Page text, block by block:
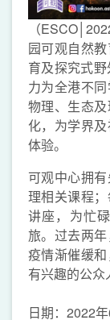
（
园可观自然
育及探究式
力为全港不
物理、生态
化，为学界
体验。
可观中心拥
理相关课程
讲座，为忙
旅。过去两
疫情渐催缓和
有兴趣的公众
日期：2022